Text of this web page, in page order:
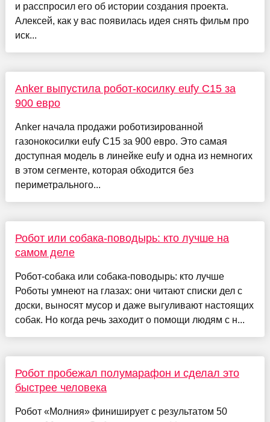
и расспросил его об истории создания проекта.
Алексей, как у вас появилась идея снять фильм про
иск...
Anker выпустила робот-косилку eufy C15 за
900 евро
Anker начала продажи роботизированной
газонокосилки eufy C15 за 900 евро. Это самая
доступная модель в линейке eufy и одна из немногих
в этом сегменте, которая обходится без
периметрального...
Робот или собака-поводырь: кто лучше на
самом деле
Робот-собака или собака-поводырь: кто лучше
Роботы умнеют на глазах: они читают списки дел с
доски, выносят мусор и даже выгуливают настоящих
собак. Но когда речь заходит о помощи людям с н...
Робот пробежал полумарафон и сделал это
быстрее человека
Робот «Молния» финиширует с результатом 50